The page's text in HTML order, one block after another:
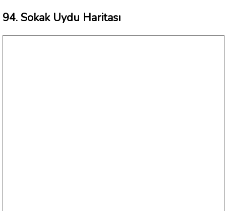
94. Sokak Uydu Haritası